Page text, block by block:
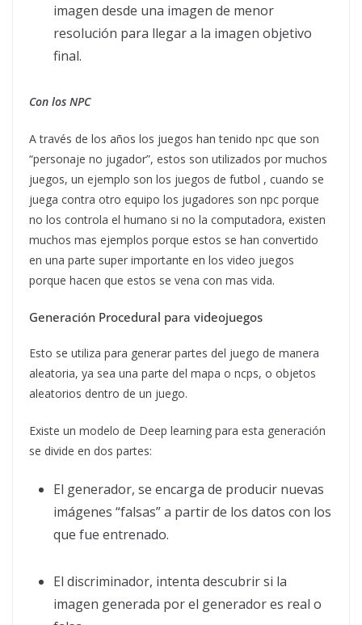
imagen desde una imagen de menor
resolución para llegar a la imagen objetivo
final.
Con los NPC
A través de los años los juegos han tenido npc que son
“personaje no jugador”, estos son utilizados por muchos
juegos, un ejemplo son los juegos de futbol , cuando se
juega contra otro equipo los jugadores son npc porque
no los controla el humano si no la computadora, existen
muchos mas ejemplos porque estos se han convertido
en una parte super importante en los video juegos
porque hacen que estos se vena con mas vida.
Generación Procedural para videojuegos
Esto se utiliza para generar partes del juego de manera
aleatoria, ya sea una parte del mapa o ncps, o objetos
aleatorios dentro de un juego.
Existe un modelo de Deep learning para esta generación
se divide en dos partes:
El generador, se encarga de producir nuevas
imágenes “falsas” a partir de los datos con los
que fue entrenado.
El discriminador, intenta descubrir si la
imagen generada por el generador es real o